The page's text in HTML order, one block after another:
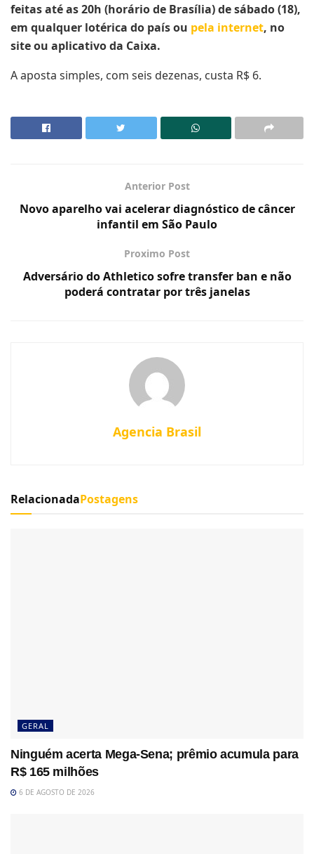
feitas até as 20h (horário de Brasília) de sábado (18),
em qualquer lotérica do país ou pela internet, no
site ou aplicativo da Caixa.
A aposta simples, com seis dezenas, custa R$ 6.
Anterior Post
Novo aparelho vai acelerar diagnóstico de câncer
infantil em São Paulo
Proximo Post
Adversário do Athletico sofre transfer ban e não
poderá contratar por três janelas
Agencia Brasil
RelacionadaPostagens
GERAL
Ninguém acerta Mega-Sena; prêmio acumula para
R$ 165 milhões
6 DE AGOSTO DE 2026